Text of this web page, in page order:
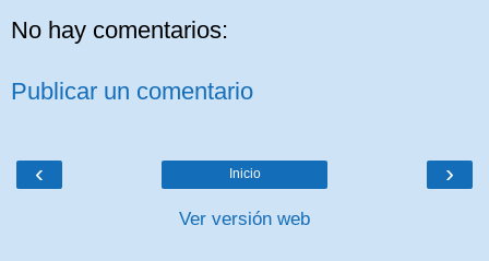
No hay comentarios:
Publicar un comentario
‹ ›
Inicio
Ver versión web